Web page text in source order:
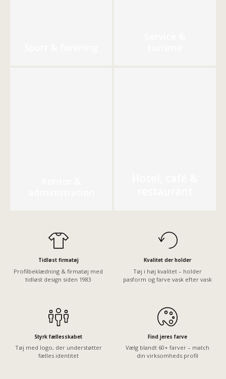
Tidløst firmatøj
Profilbeklædning & firmatøj med
tidløst design siden 1983
Kvalitet der holder
Tøj i høj kvalitet – holder
pasform og farve vask efter vask
Styrk fællesskabet
Tøj med logo, der understøtter
fælles identitet
Find jeres farve
Vælg blandt 60+ farver – match
din virksomheds profil